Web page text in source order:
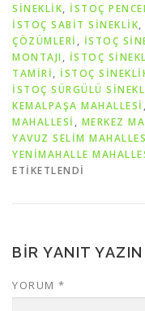
SINEKLIK, İSTOÇ
İSTOÇ SABIT SINEKLIK,
ÇÖZÜMLERI , İSTOÇ
MONTAJI, İSTOÇ
TAMIRI, İSTOÇ
İSTOÇ SÜRGÜLÜ
KEMALPAŞA MAHALLESİ ,
MAHALLESİ , MERKEZ
YAVUZ SELİM
YENİMAHALLE
ETIKETLENDI
BIR YANIT YAZIN
YORUM *